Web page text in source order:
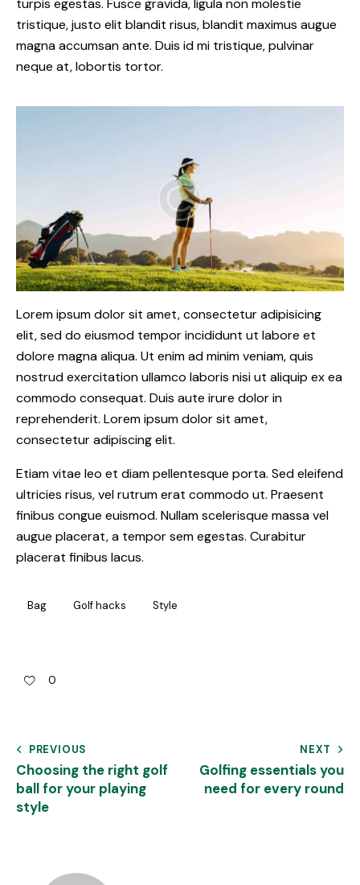
turpis egestas. Fusce gravida, ligula non molestie
tristique, justo elit blandit risus, blandit maximus augue
magna accumsan ante. Duis id mi tristique, pulvinar
neque at, lobortis tortor.
Lorem ipsum dolor sit amet, consectetur adipisicing
elit, sed do eiusmod tempor incididunt ut labore et
dolore magna aliqua. Ut enim ad minim veniam, quis
nostrud exercitation ullamco laboris nisi ut aliquip ex ea
commodo consequat. Duis aute irure dolor in
reprehenderit. Lorem ipsum dolor sit amet,
consectetur adipiscing elit.
Etiam vitae leo et diam pellentesque porta. Sed eleifend
ultricies risus, vel rutrum erat commodo ut. Praesent
finibus congue euismod. Nullam scelerisque massa vel
augue placerat, a tempor sem egestas. Curabitur
placerat finibus lacus.
Bag Golf hacks Style
0
PREVIOUS
Choosing the right golf
ball for your playing
style
NEXT
Golfing essentials you
need for every round